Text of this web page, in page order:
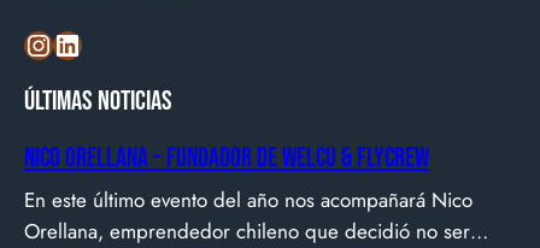
InstagramLinkedIn
Últimas noticias
Nico Orellana – Fundador de Welcu & Flycrew
En este último evento del año nos acompañará Nico
Orellana, emprendedor chileno que decidió no ser